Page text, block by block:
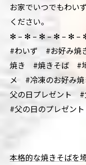
お家でいつでもわい
ください。
✻ – ✻ – ✻ – ✻ – ✻ –
#わいず #お好み焼
焼き #焼きそば #
メ #冷凍のお好
父の日プレゼント
#父の日のプレゼン
本格的な焼きそばを